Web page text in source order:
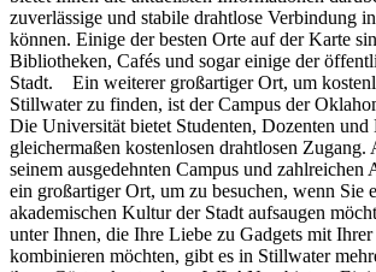
zuverlässige und stabile drahtlose Verbindung
können. Einige der besten Orte auf der Karte
Bibliotheken, Cafés und sogar einige der
Stadt. Ein weiterer großartiger Ort, um
Stillwater zu finden, ist der Campus der
Die Universität bietet Studenten, Dozenten und
gleichermaßen kostenlosen drahtlosen Zugang.
seinem ausgedehnten Campus und zahlreichen
ein großartiger Ort, um zu besuchen, wenn Sie
akademischen Kultur der Stadt aufsaugen
unter Ihnen, die Ihre Liebe zu Gadgets mit
kombinieren möchten, gibt es in Stillwater